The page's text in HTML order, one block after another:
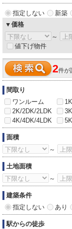
指定しない 新築
▼価格
～
値下げ物件
2件が
間取り
ワンルーム
2K/2DK/2LDK
4K/4DK/4LDK
面積
～
土地面積
～
建築条件
指定しない
あり
駅からの徒歩